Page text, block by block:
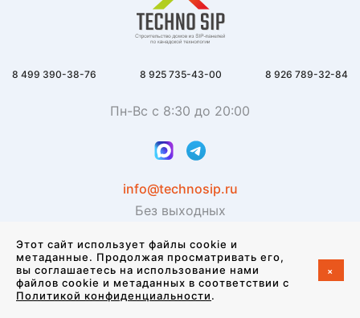
8 499 390-38-76 8 925 735-43-00 8 926 789-32-84
Пн-Вс с 8:30 до 20:00
info@technosip.ru
Без выходных
ПРОЕКТЫ ДОМОВ
до 50 м²
Этот сайт использует файлы cookie и
метаданные. Продолжая просматривать его,
вы соглашаетесь на использование нами
файлов cookie и метаданных в соответствии с
Политикой конфиденциальности.
+